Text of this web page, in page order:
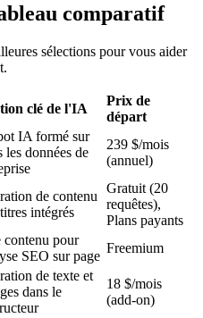
comparatif
sélections pour vous aider
clé de l'IA
Prix de
départ
IA formé sur
les données de
239 $/mois
(annuel)
de contenu
intégrés
Gratuit (20
requêtes),
Plans payants
contenu pour
SEO sur page
Freemium
de texte et
dans le
18 $/mois
(add-on)